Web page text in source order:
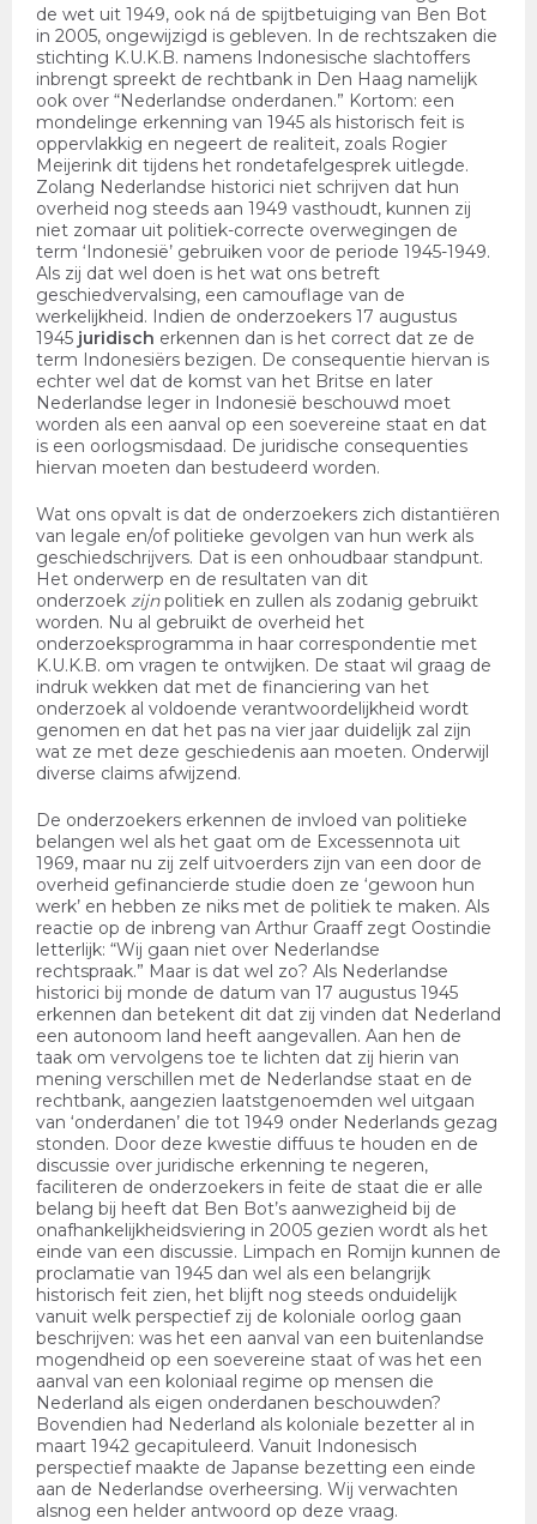
de wet uit 1949, ook ná de spijtbetuiging van Ben Bot
in 2005, ongewijzigd is gebleven. In de rechtszaken die
stichting K.U.K.B. namens Indonesische slachtoffers
inbrengt spreekt de rechtbank in Den Haag namelijk
ook over “Nederlandse onderdanen.” Kortom: een
mondelinge erkenning van 1945 als historisch feit is
oppervlakkig en negeert de realiteit, zoals Rogier
Meijerink dit tijdens het rondetafelgesprek uitlegde.
Zolang Nederlandse historici niet schrijven dat hun
overheid nog steeds aan 1949 vasthoudt, kunnen zij
niet zomaar uit politiek-correcte overwegingen de
term ‘Indonesië’ gebruiken voor de periode 1945-1949.
Als zij dat wel doen is het wat ons betreft
geschiedvervalsing, een camouflage van de
werkelijkheid. Indien de onderzoekers 17 augustus
1945 juridisch erkennen dan is het correct dat ze de
term Indonesiërs bezigen. De consequentie hiervan is
echter wel dat de komst van het Britse en later
Nederlandse leger in Indonesië beschouwd moet
worden als een aanval op een soevereine staat en dat
is een oorlogsmisdaad. De juridische consequenties
hiervan moeten dan bestudeerd worden.
Wat ons opvalt is dat de onderzoekers zich distantiëren
van legale en/of politieke gevolgen van hun werk als
geschiedschrijvers. Dat is een onhoudbaar standpunt.
Het onderwerp en de resultaten van dit
onderzoek zijnpolitiek en zullen als zodanig gebruikt
worden. Nu al gebruikt de overheid het
onderzoeksprogramma in haar correspondentie met
K.U.K.B. om vragen te ontwijken. De staat wil graag de
indruk wekken dat met de financiering van het
onderzoek al voldoende verantwoordelijkheid wordt
genomen en dat het pas na vier jaar duidelijk zal zijn
wat ze met deze geschiedenis aan moeten. Onderwijl
diverse claims afwijzend.
De onderzoekers erkennen de invloed van politieke
belangen wel als het gaat om de Excessennota uit
1969, maar nu zij zelf uitvoerders zijn van een door de
overheid gefinancierde studie doen ze ‘gewoon hun
werk’ en hebben ze niks met de politiek te maken. Als
reactie op de inbreng van Arthur Graaff zegt Oostindie
letterlijk: “Wij gaan niet over Nederlandse
rechtspraak.” Maar is dat wel zo? Als Nederlandse
historici bij monde de datum van 17 augustus 1945
erkennen dan betekent dit dat zij vinden dat Nederland
een autonoom land heeft aangevallen. Aan hen de
taak om vervolgens toe te lichten dat zij hierin van
mening verschillen met de Nederlandse staat en de
rechtbank, aangezien laatstgenoemden wel uitgaan
van ‘onderdanen’ die tot 1949 onder Nederlands gezag
stonden. Door deze kwestie diffuus te houden en de
discussie over juridische erkenning te negeren,
faciliteren de onderzoekers in feite de staat die er alle
belang bij heeft dat Ben Bot’s aanwezigheid bij de
onafhankelijkheidsviering in 2005 gezien wordt als het
einde van een discussie. Limpach en Romijn kunnen de
proclamatie van 1945 dan wel als een belangrijk
historisch feit zien, het blijft nog steeds onduidelijk
vanuit welk perspectief zij de koloniale oorlog gaan
beschrijven: was het een aanval van een buitenlandse
mogendheid op een soevereine staat of was het een
aanval van een koloniaal regime op mensen die
Nederland als eigen onderdanen beschouwden?
Bovendien had Nederland als koloniale bezetter al in
maart 1942 gecapituleerd. Vanuit Indonesisch
perspectief maakte de Japanse bezetting een einde
aan de Nederlandse overheersing. Wij verwachten
alsnog een helder antwoord op deze vraag.